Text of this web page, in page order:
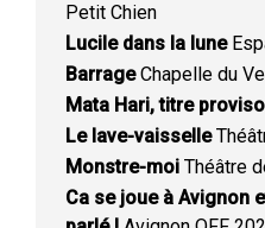
Petit Chien
Lucile dans la lune
BarrageChapelle du
Mata Hari, titre
Le lave-vaisselle
Monstre-moi Théâtre
Ca se joue à Avignon